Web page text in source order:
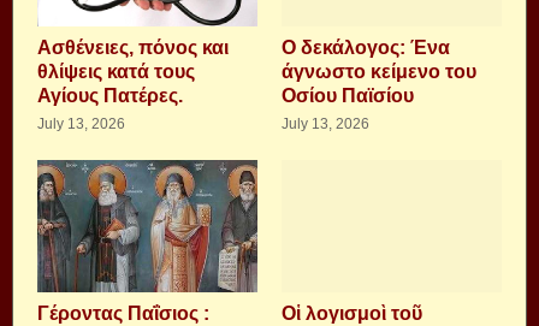
Aσθένειες, πόνος και
θλίψεις κατά τους
Αγίους Πατέρες.
July 13, 2026
Ο δεκάλογος: Ένα
άγνωστο κείμενο του
Οσίου Παϊσίου
July 13, 2026
Γέροντας Παΐσιος :
Οἱ λογισμοὶ τοῦ